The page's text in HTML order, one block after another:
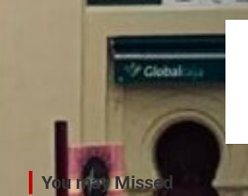
You may Missed